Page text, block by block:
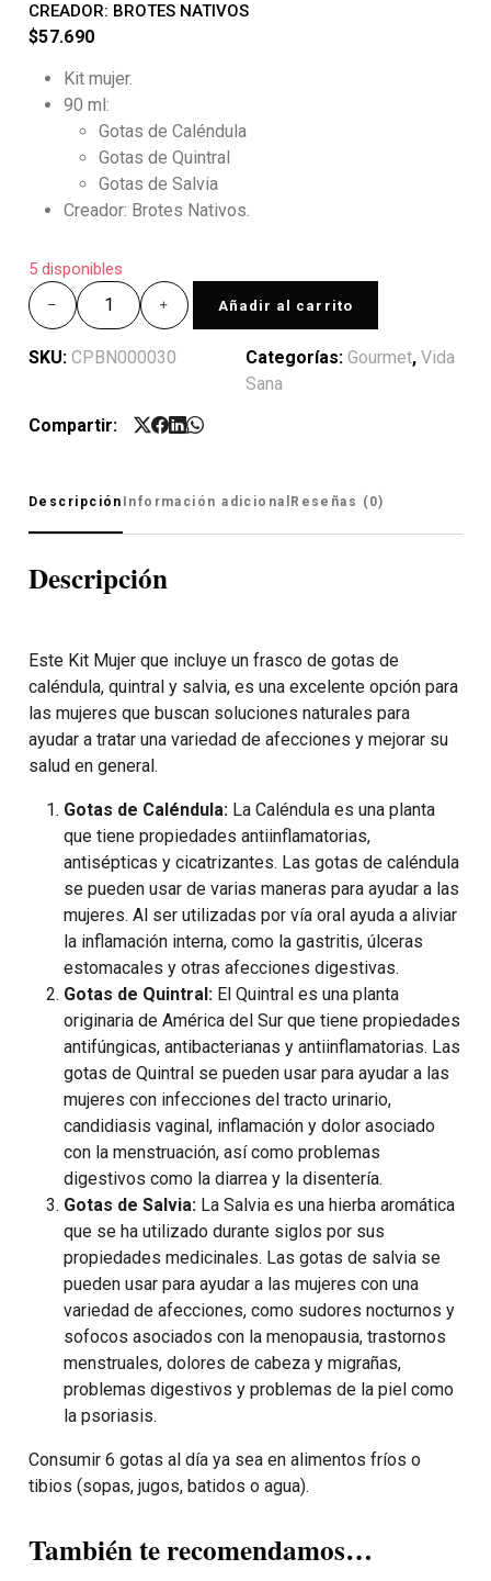
CREADOR: BROTES NATIVOS
$57.690
Kit mujer.
90 ml:
Gotas de Caléndula
Gotas de Quintral
Gotas de Salvia
Creador: Brotes Nativos.
5 disponibles
Añadir al carrito
SKU: CPBN000030 Categorías: Gourmet, Vida
Sana
Compartir:
Descripción Información adicional Reseñas (0)
Descripción
Este Kit Mujer que incluye un frasco de gotas de
caléndula, quintral y salvia, es una excelente opción para
las mujeres que buscan soluciones naturales para
ayudar a tratar una variedad de afecciones y mejorar su
salud en general.
Gotas de Caléndula: La Caléndula es una planta
que tiene propiedades antiinflamatorias,
antisépticas y cicatrizantes. Las gotas de caléndula
se pueden usar de varias maneras para ayudar a las
mujeres. Al ser utilizadas por vía oral ayuda a aliviar
la inflamación interna, como la gastritis, úlceras
estomacales y otras afecciones digestivas.
Gotas de Quintral: El Quintral es una planta
originaria de América del Sur que tiene propiedades
antifúngicas, antibacterianas y antiinflamatorias. Las
gotas de Quintral se pueden usar para ayudar a las
mujeres con infecciones del tracto urinario,
candidiasis vaginal, inflamación y dolor asociado
con la menstruación, así como problemas
digestivos como la diarrea y la disentería.
Gotas de Salvia: La Salvia es una hierba aromática
que se ha utilizado durante siglos por sus
propiedades medicinales. Las gotas de salvia se
pueden usar para ayudar a las mujeres con una
variedad de afecciones, como sudores nocturnos y
sofocos asociados con la menopausia, trastornos
menstruales, dolores de cabeza y migrañas,
problemas digestivos y problemas de la piel como
la psoriasis.
Consumir 6 gotas al día ya sea en alimentos fríos o
tibios (sopas, jugos, batidos o agua).
También te recomendamos…